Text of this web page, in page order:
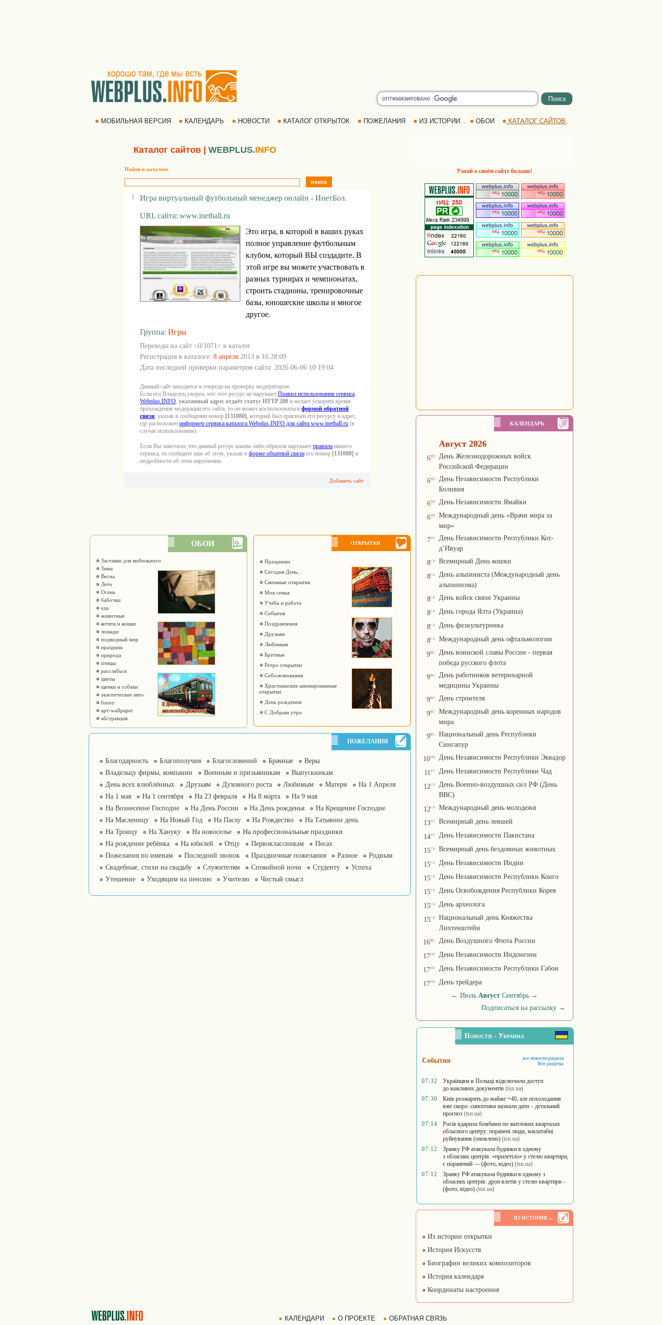
МОБИЛЬНАЯ ВЕРСИЯ КАЛЕНДАРЬ НОВОСТИ КАТАЛОГ ОТКРЫТОК ПОЖЕЛАНИЯ ИЗ ИСТОРИИ... ОБОИ КАТАЛОГ САЙТОВ
Каталог сайтов WEBPLUS.INFO
Найти в каталоге
1 Игра виртуальный футбольный менеджер онлайн - ИнетБол.
URL сайта: www.inetball.ru
Это игра, в которой в ваших руках
полное управление футбольным
клубом, который ВЫ создадите. В
этой игре вы можете участвовать в
разных турнирах и чемпионатах,
строить стадионы, тренировочные
базы, юношеские школы и многое
другое.
Группа: Игры
Переходы на сайт >0/1071< в каталог
Регистрация в каталоге: 8 апреля 2013 в 16:28:09
Дата последней проверки параметров сайта: 2026-06-06 10:19:04
Данный сайт находится в очереди на проверку модератором.
Если его Владелец уверен, что этот ресурс не нарушает Правил использования сервиса
Webplus.INFO, указанный адрес отдаёт статус HTTP 200 и желает ускорить время
прохождения модерации его сайта, то он может воспользоваться формой обратной
связи, указав в сообщении номер [131080] , который был присвоен его ресурсу и адрес,
где расположен информер сервиса каталога Webplus.INFO для сайта www.inetball.ru (в
случае использования).
Если Вы заметили, что данный ресурс каким-либо образом нарушает правила нашего
сервиса, то сообщите нам об этом, указав в форме обратной связи его номер [131080] и
подробности об этом нарушении.
Добавить сайт
ОБОИ
Заставки для мобильного
Зима
Весна
Лето
Осень
бабочки
еда
животные
котята и кошки
лошади
подводный мир
праздник
природа
птицы
расслабься
цветы
щенки и собаки
экзотические авто
funny
арт-wallpaper
абстракция
ОТКРЫТКИ
Праздники
Сегодня День...
Смешные открытки
Моя семья
Учёба и работа
События
Поздравления
Друзьям
Любимым
Брачные
Ретро открытки
Соболезнования
Христианские анимированные
открытки
День рождения
С Добрым утро
ПОЖЕЛАНИЯ
Благодарность Благополучия Благословений Брачные
Веры
Владельцу фирмы, компании
Военным и призывникам
Выпускникам
День всех влюблённых
Друзьям Духовного роста Любимым Матери
На 1 Апреля
На 1 мая
На 1 сентября На 23 февраля На 8 марта
На 9 мая
На Вознесение Господне
На День России На День рожденья
На Крещение Господне
На Масленицу
На Новый Год На Пасху На Рождество
На Татьянин день
На Троицу
На Хануку На новоселье
На профессиональные праздники
На рождение ребёнка
На юбилей Отцу Первоклассникам
Песах
Пожелания по именам
Последний звонок Праздничные пожелания Разное
Родным
Свадебные, стихи на свадьбу
Служителям Спокойной ночи Студенту
Успеха
Утешение
Уходящим на пенсию Учителю Чистый смысл
Узнай о своём сайте больше!
КАЛЕНДАРЬ
Август 2026
6чт
День Железнодорожных войск
Российской Федерации
6чт
День Независимости Республики
Боливия
6чт День Независимости Ямайки
6чт
Международный день «Врачи мира за
мир»
7пт
День Независимости Республики Кот-
д’Ивуар
8сб Всемирный День кошки
8сб
День альпиниста (Международный день
альпинизма)
8сб День войск связи Украины
8сб День города Ялта (Украина)
8сб День физкультурника
8сб Международный день офтальмологии
9вс
День воинской славы России - первая
победа русского флота
9вс
День работников ветеринарной
медицины Украины
9вс День строителя
9вс
Международный день коренных народов
мира
9вс
Национальный день Республики
Сингапур
10пн День Независимости Республики Эквадор
11вт День Независимости Республики Чад
12ср
День Военно-воздушных сил РФ (День
ВВС)
12ср Международный день молодежи
13чт Всемирный день левшей
14пт День Независимости Пакистана
15сб Всемирный день бездомных животных
15сб День Независимости Индии
15сб День Независимости Республики Конго
15сб День Освобождения Республики Корея
15сб День археолога
15сб
Национальный день Княжества
Лихтенштейн
16вс День Воздушного Флота России
17пн День Независимости Индонезии
17пн День Независимости Республики Габон
17пн
День трейдера
← Июль Август Сентябрь →
Подписаться на рассылку →
Новости - Украина
События
все новости раздела
Все разделы
07:32
Українцям в Польщі відключили доступ
до важливих документів (tsn.ua)
07:30
Київ розжарить до майже +40, але похолодання
вже скоро: синоптики назвали дати – детальний
прогноз (tsn.ua)
07:14
Росія вдарила бомбами по житлових кварталах
обласного центру: поранені люди, масштабні
руйнування (оновлено) (tsn.ua)
07:12
Зранку РФ атакувала будинки в одному
з обласних центрів: «прилетіло» у стелю квартири,
є поранений — (фото, відео) (tsn.ua)
07:12
Зранку РФ атакувала будинки в одному з
обласних центрів: дрон влетів у стелю квартири -
(фото, відео) (tsn.ua)
ИЗ ИСТОРИИ ...
Из истории открытки
История Искусств
Биографии великих композиторов
История календаря
Координаты настроения
КАЛЕНДАРИ О ПРОЕКТЕ ОБРАТНАЯ СВЯЗЬ